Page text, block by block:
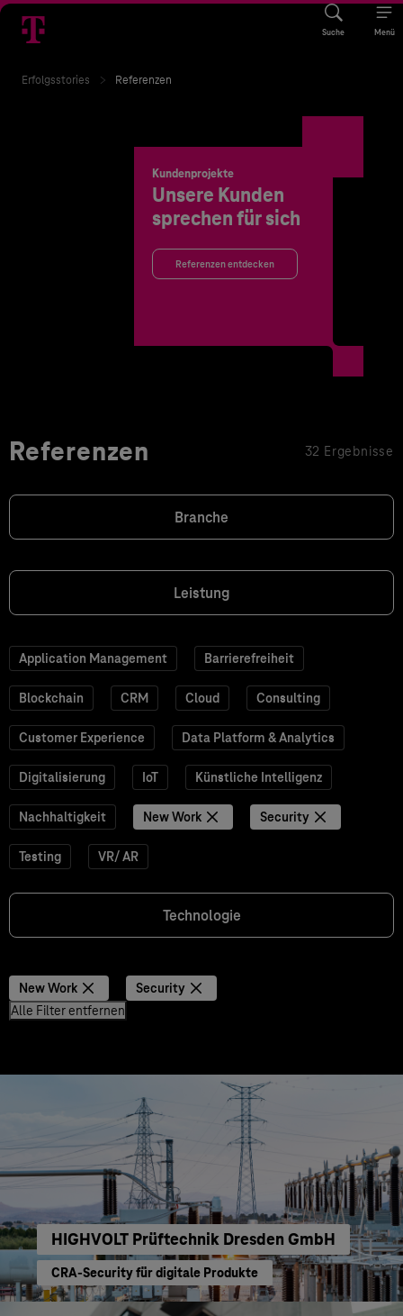
Suche Menü
Erfolgsstories Referenzen
Kundenprojekte
Unsere Kunden
sprechen für sich
Referenzen entdecken
Referenzen 32 Ergebnisse
Branche
Leistung
Application Management Barrierefreiheit
Blockchain CRM Cloud Consulting
Customer Experience Data Platform & Analytics
Digitalisierung IoT Künstliche Intelligenz
Nachhaltigkeit New Work Security
Testing VR/ AR
Technologie
New Work
Security
Alle Filter entfernen
HIGHVOLT Prüftechnik Dresden GmbH
CRA-Security für digitale Produkte